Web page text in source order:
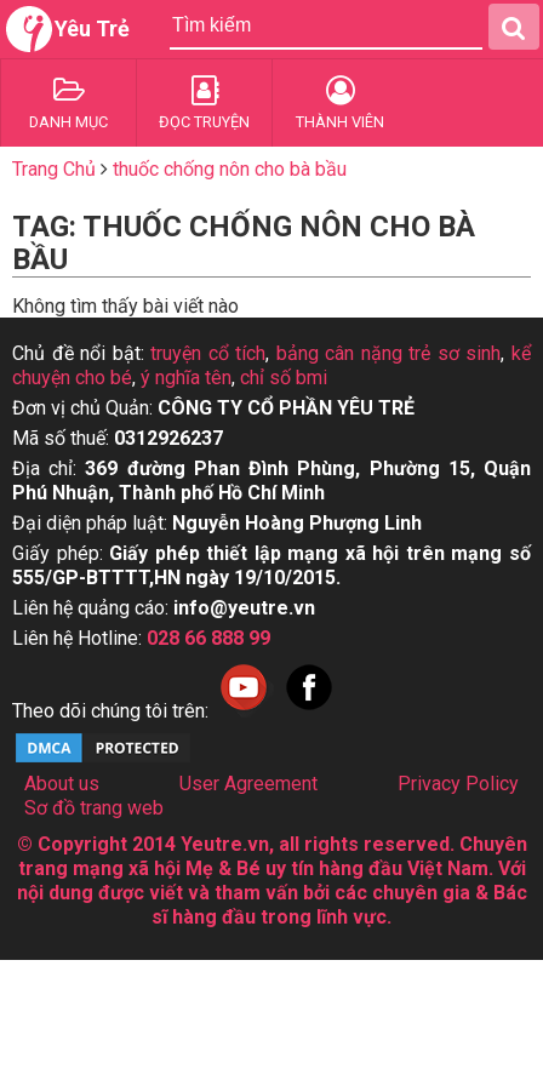
Yêu Trẻ
DANH MỤC ĐỌC TRUYỆN THÀNH VIÊN
Trang Chủ thuốc chống nôn cho bà bầu
TAG: THUỐC CHỐNG NÔN CHO BÀ
BẦU
Không tìm thấy bài viết nào
Chủ đề nổi bật:truyện cổ tích, bảng cân nặng trẻ sơ sinh,kể
chuyện cho bé, ý nghĩa tên, chỉ số bmi
Đơn vị chủ Quản: CÔNG TY CỔ PHẦN YÊU TRẺ
Mã số thuế: 0312926237
Địa chỉ:369 đường Phan Đình Phùng, Phường 15, Quận
Phú Nhuận, Thành phố Hồ Chí Minh
Đại diện pháp luật: Nguyễn Hoàng Phượng Linh
Giấy phép: Giấy phép thiết lập mạng xã hội trên mạng số
555/GP-BTTTT,HN ngày 19/10/2015.
Liên hệ quảng cáo: info@yeutre.vn
Liên hệ Hotline: 028 66 888 99
Theo dõi chúng tôi trên:
About us User Agreement
Privacy Policy
Sơ đồ trang web
© Copyright 2014 Yeutre.vn, all rights reserved. Chuyên
trang mạng xã hội Mẹ & Bé uy tín hàng đầu Việt Nam. Với
nội dung được viết và tham vấn bởi các chuyên gia & Bác
sĩ hàng đầu trong lĩnh vực.